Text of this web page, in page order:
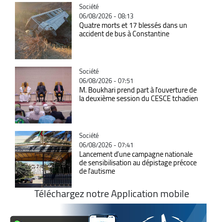
Catégorie
Société
06/08/2026 - 08:13
Quatre morts et 17 blessés dans un
accident de bus à Constantine
Catégorie
Société
06/08/2026 - 07:51
M. Boukhari prend part à l'ouverture de
la deuxième session du CESCE tchadien
Catégorie
Société
06/08/2026 - 07:41
Lancement d’une campagne nationale
de sensibilisation au dépistage précoce
de l'autisme
Téléchargez notre Application mobile